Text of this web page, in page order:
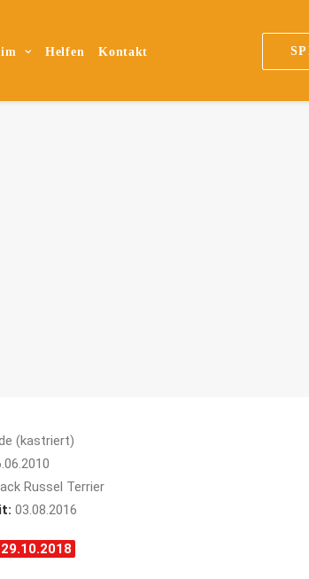
Helfen Kontakt
(kastriert)
Russel Terrier
03.08.2016